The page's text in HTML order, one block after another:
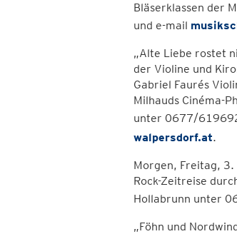
Bläserklassen der
und e-mail
„Alte Liebe rostet
der Violine und
Gabriel Faurés
Milhauds Cinéma-
unter 0677/
walpersdorf.at.
Morgen, Freitag, 3.
Rock-Zeitreise
Hollabrunn unter
„Föhn und